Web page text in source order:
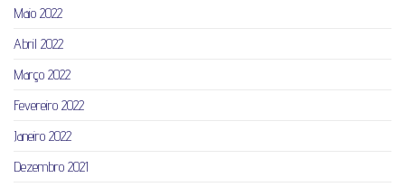
Maio 2022
Abril 2022
Março 2022
Fevereiro 2022
Janeiro 2022
Dezembro 2021